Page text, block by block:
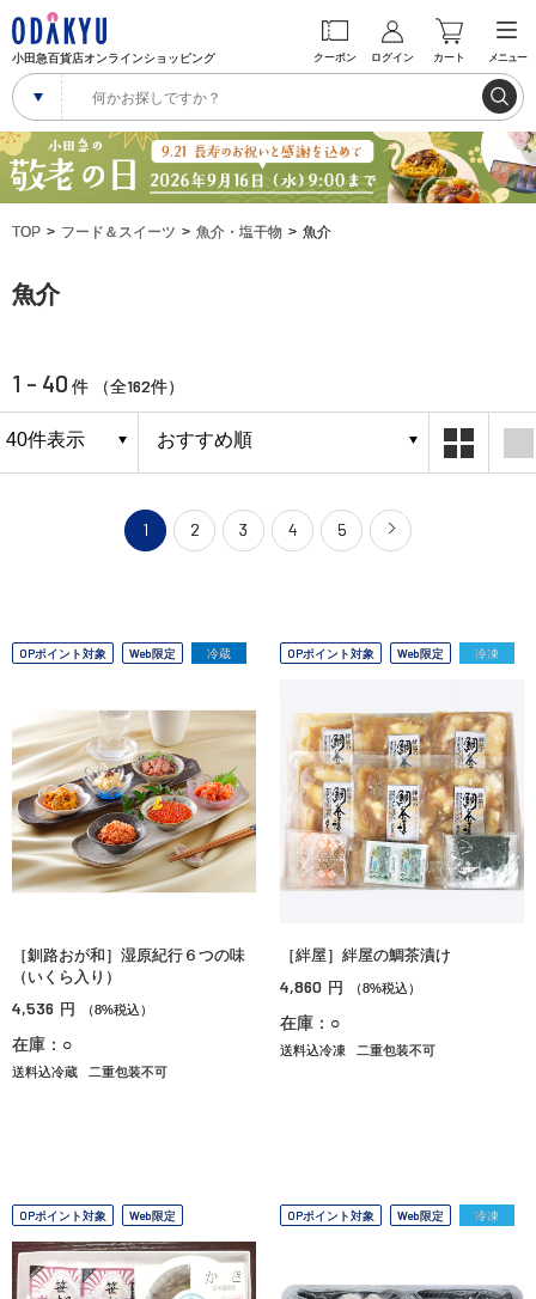
小田急百貨店オンラインショッピング クーポン ログイン カート メニュー
TOP フード＆スイーツ 魚介・塩干物 魚介
魚介
1 - 40 件 （全162件）
1 2 3 4 5
OPポイント対象 Web限定 冷蔵
［釧路おが和］湿原紀行６つの味
（いくら入り）
4,536 円 （8%税込）
在庫：○
送料込冷蔵 二重包装不可
OPポイント対象 Web限定 冷凍
［絆屋］絆屋の鯛茶漬け
4,860 円 （8%税込）
在庫：○
送料込冷凍 二重包装不可
OPポイント対象 Web限定 OPポイント対象 Web限定 冷凍